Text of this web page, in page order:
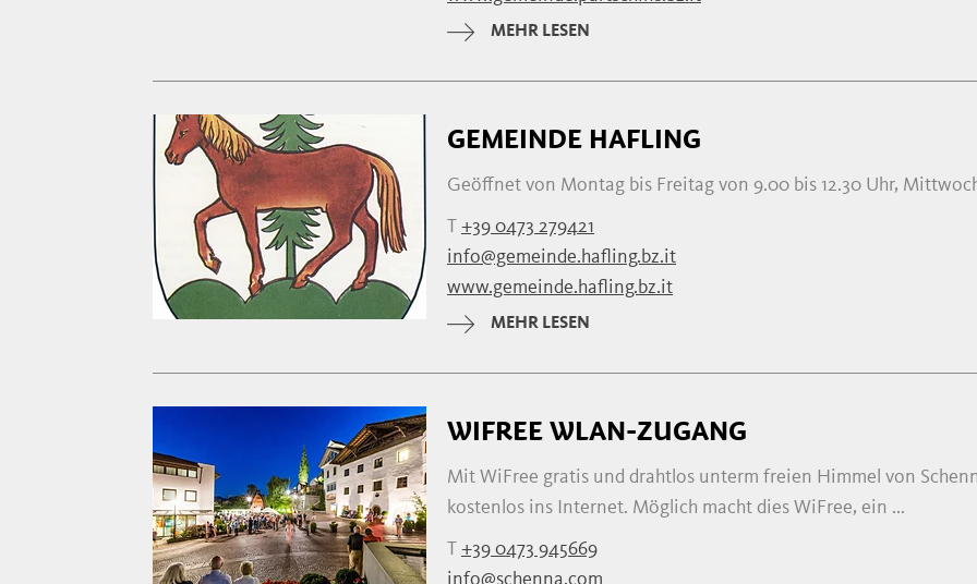
MEHR LESEN
GEMEINDE HAFLING
Geöffnet von Montag bis Freitag von 9.00 bis 12.30 Uhr,
T +39 0473 279421
info@gemeinde.hafling.bz.it
www.gemeinde.hafling.bz.it
MEHR LESEN
WIFREE WLAN-ZUGANG
Mit WiFree gratis und drahtlos unterm freien Himmel von
kostenlos ins Internet. Möglich macht dies WiFree, ein ...
T +39 0473 945669
info@schenna.com